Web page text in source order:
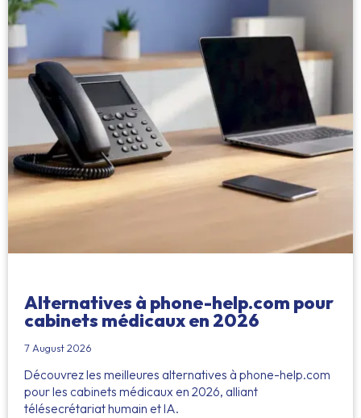
Alternatives à phone-help.com pour
cabinets médicaux en 2026
7 August 2026
Découvrez les meilleures alternatives à phone-help.com
pour les cabinets médicaux en 2026, alliant
télésecrétariat humain et IA.